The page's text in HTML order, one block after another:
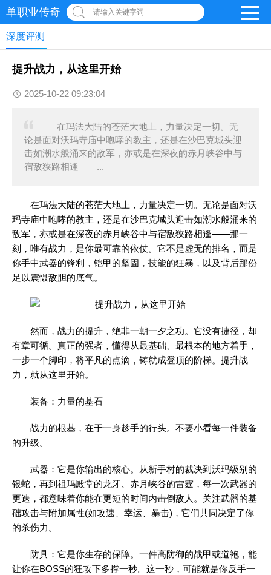
单职业传奇 请输入关键字词
深度评测
提升战力，从这里开始
2025-10-22 09:23:04
在玛法大陆的苍茫大地上，力量决定一切。无
论是面对沃玛寺庙中咆哮的教主，还是在沙巴克城头迎
击如潮水般涌来的敌军，亦或是在深夜的赤月峡谷中与
宿敌狭路相逢——...
在玛法大陆的苍茫大地上，力量决定一切。无论是面对沃
玛寺庙中咆哮的教主，还是在沙巴克城头迎击如潮水般涌来的
敌军，亦或是在深夜的赤月峡谷中与宿敌狭路相逢——那一
刻，唯有战力，是你最可靠的依仗。它不是虚无的排名，而是
你手中武器的锋利，铠甲的坚固，技能的狂暴，以及背后那份
足以震慑敌胆的底气。
然而，战力的提升，绝非一朝一夕之功。它没有捷径，却
有章可循。真正的强者，懂得从最基础、最根本的地方着手，
一步一个脚印，将平凡的点滴，铸就成登顶的阶梯。提升战
力，就从这里开始。
装备：力量的基石
战力的根基，在于一身趁手的行头。不要小看每一件装备
的升级。
武器：它是你输出的核心。从新手村的裁决到沃玛级别的
银蛇，再到祖玛殿堂的龙牙、赤月峡谷的雷霆，每一次武器的
更迭，都意味着你能在更短的时间内击倒敌人。关注武器的基
础攻击与附加属性(如攻速、幸运、暴击)，它们共同决定了你
的杀伤力。
防具：它是你生存的保障。一件高防御的战甲或道袍，能
让你在BOSS的狂攻下多撑一秒。这一秒，可能就是你反手一